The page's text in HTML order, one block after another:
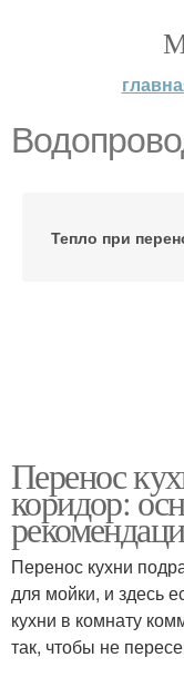
Тепло при
Перенос
коридор:
Перенос кухни
для мойки, и здесь
кухни в комнату
так, чтобы не